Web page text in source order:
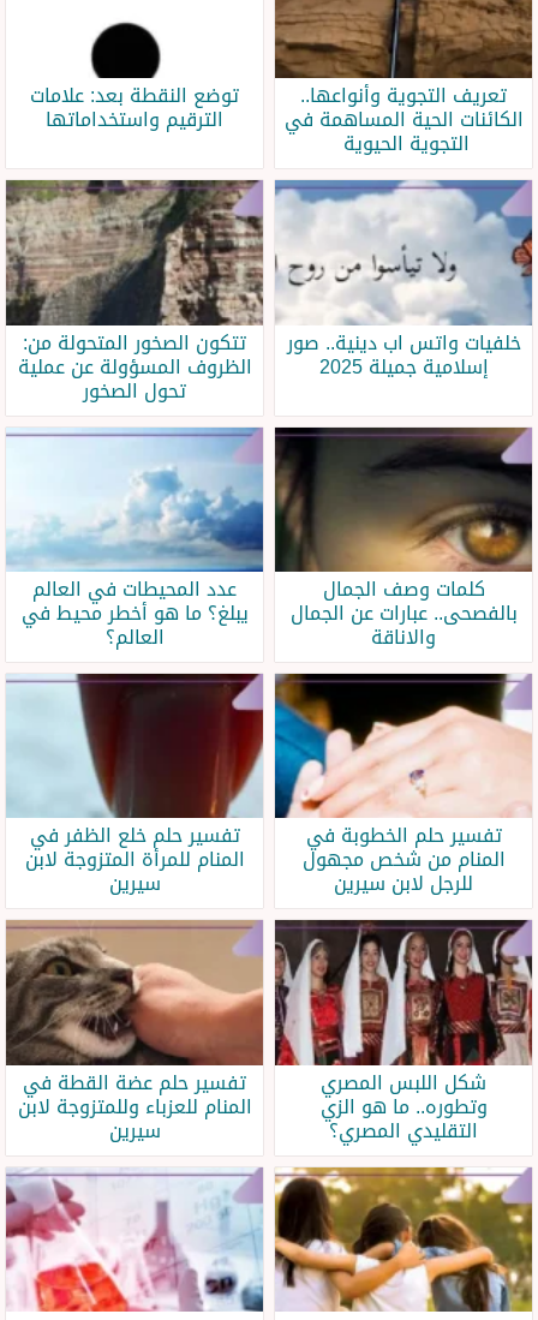
تعريف التجوية وأنواعها..
الكائنات الحية المساهمة في
التجوية الحيوية
توضع النقطة بعد: علامات
الترقيم واستخداماتها
خلفيات واتس اب دينية.. صور
إسلامية جميلة 2025
تتكون الصخور المتحولة من:
الظروف المسؤولة عن عملية
تحول الصخور
كلمات وصف الجمال
بالفصحى.. عبارات عن الجمال
والاناقة
عدد المحيطات في العالم
يبلغ؟ ما هو أخطر محيط في
العالم؟
تفسير حلم الخطوبة في
المنام من شخص مجهول
للرجل لابن سيرين
تفسير حلم خلع الظفر في
المنام للمرأة المتزوجة لابن
سيرين
شكل اللبس المصري
وتطوره.. ما هو الزي
التقليدي المصري؟
تفسير حلم عضة القطة في
المنام للعزباء وللمتزوجة لابن
سيرين